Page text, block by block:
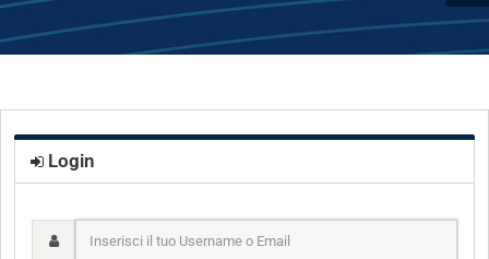
Login
Inserisci